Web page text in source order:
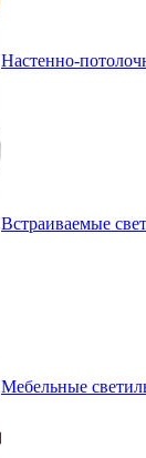
Настенно-
Встраиваемые
Мебельные